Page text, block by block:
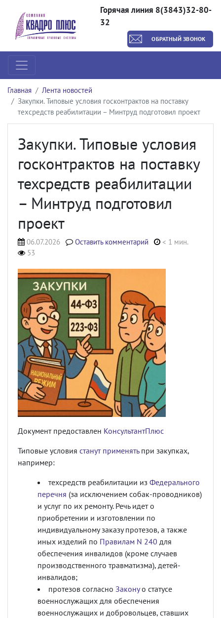
Горячая линия 8(3843)32-80-
32
ОБРАТНЫЙ ЗВОНОК
Главная
Лента новостей
Закупки. Типовые условия госконтрактов на поставку
техсредств реабилитации – Минтруд подготовил проект
Закупки. Типовые условия
госконтрактов на поставку
техсредств реабилитации
– Минтруд подготовил
проект
06.07.2026 Оставить комментарий
< 1 мин.
53
Документ предоставлен КонсультантПлюс
Типовые условия станут применятьпри закупках,
например:
техсредств реабилитации из Федерального
перечня (за исключением собак-проводников)
и услуг по их ремонту. Речь идет о
приобретении и изготовлении по
индивидуальному заказу протезов, а также
иных изделий по Правилам N 240 для
обеспечения инвалидов (кроме случаев
производственного травматизма), детей-
инвалидов;
протезов согласно Законуо статусе
военнослужащих для обеспечения
военнослужащих и добровольцев, ставших